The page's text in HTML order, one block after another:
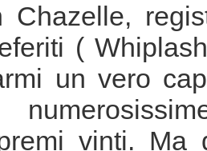
Chazelle,
(
un vero
vinti. Ma